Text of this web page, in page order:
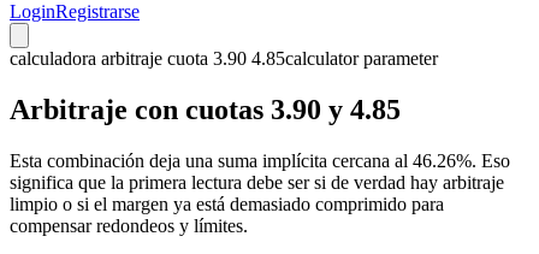
LoginRegistrarse
calculadora arbitraje cuota 3.90 4.85calculator parameter
Arbitraje con cuotas 3.90 y 4.85
Esta combinación deja una suma implícita cercana al 46.26%. Eso
significa que la primera lectura debe ser si de verdad hay arbitraje
limpio o si el margen ya está demasiado comprimido para
compensar redondeos y límites.